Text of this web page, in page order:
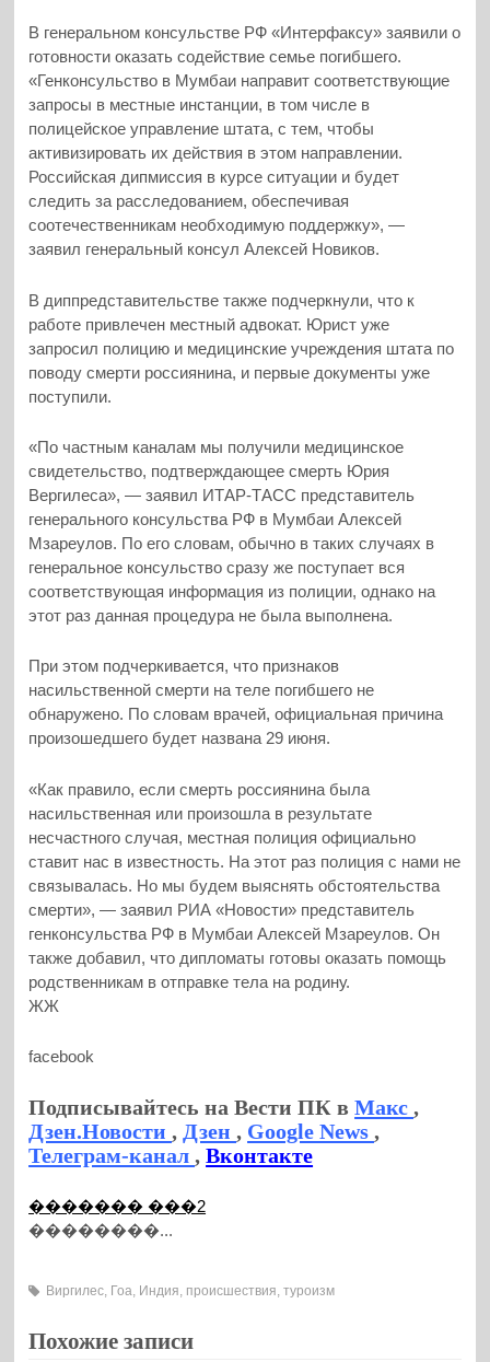
В генеральном консульстве РФ «Интерфаксу» заявили о
готовности оказать содействие семье погибшего.
«Генконсульство в Мумбаи направит соответствующие
запросы в местные инстанции, в том числе в
полицейское управление штата, с тем, чтобы
активизировать их действия в этом направлении.
Российская дипмиссия в курсе ситуации и будет
следить за расследованием, обеспечивая
соотечественникам необходимую поддержку», —
заявил генеральный консул Алексей Новиков.
В диппредставительстве также подчеркнули, что к
работе привлечен местный адвокат. Юрист уже
запросил полицию и медицинские учреждения штата по
поводу смерти россиянина, и первые документы уже
поступили.
«По частным каналам мы получили медицинское
свидетельство, подтверждающее смерть Юрия
Вергилеса», — заявил ИТАР-ТАСС представитель
генерального консульства РФ в Мумбаи Алексей
Мзареулов. По его словам, обычно в таких случаях в
генеральное консульство сразу же поступает вся
соответствующая информация из полиции, однако на
этот раз данная процедура не была выполнена.
При этом подчеркивается, что признаков
насильственной смерти на теле погибшего не
обнаружено. По словам врачей, официальная причина
произошедшего будет названа 29 июня.
«Как правило, если смерть россиянина была
насильственная или произошла в результате
несчастного случая, местная полиция официально
ставит нас в известность. На этот раз полиция с нами не
связывалась. Но мы будем выяснять обстоятельства
смерти», — заявил РИА «Новости» представитель
генконсульства РФ в Мумбаи Алексей Мзареулов. Он
также добавил, что дипломаты готовы оказать помощь
родственникам в отправке тела на родину.
ЖЖ
facebook
Подписывайтесь на Вести ПК вМакс,
Дзен.Новости,Дзен, Google News,
Телеграм-канал,Вконтакте
������� ���2
��������...
Виргилес Гоа Индия происшествия ,туроизм
Похожие записи